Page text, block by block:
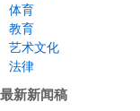
体育
教育
艺术文化
法律
最新新闻稿